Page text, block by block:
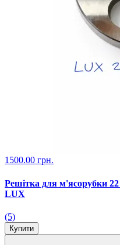
1500.00 грн.
Решітка для м'ясорубки
LUX
(5)
Купити